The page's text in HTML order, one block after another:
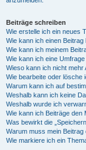
Beiträge schreiben
Wie erstelle ich ein neues
Wie kann ich einen
Wie kann ich meinem
Wie kann ich eine
Wieso kann ich nicht mehr
Wie bearbeite oder lösche
Warum kann ich auf
Weshalb kann ich keine
Weshalb wurde ich
Wie kann ich Beiträge den
Was bewirkt die
Warum muss mein
Wie markiere ich ein